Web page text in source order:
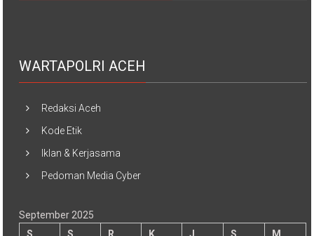
WARTAPOLRI ACEH
Redaksi Aceh
Kode Etik
Iklan & Kerjasama
Pedoman Media Cyber
September 2025